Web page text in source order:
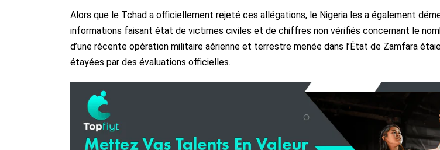
Alors que le Tchad a officiellement rejeté ces allégations, le Nigeria les a également
informations faisant état de victimes civiles et de chiffres non vérifiés concernant le
d’une récente opération militaire aérienne et terrestre menée dans l’État de Zamfara
étayées par des évaluations officielles.